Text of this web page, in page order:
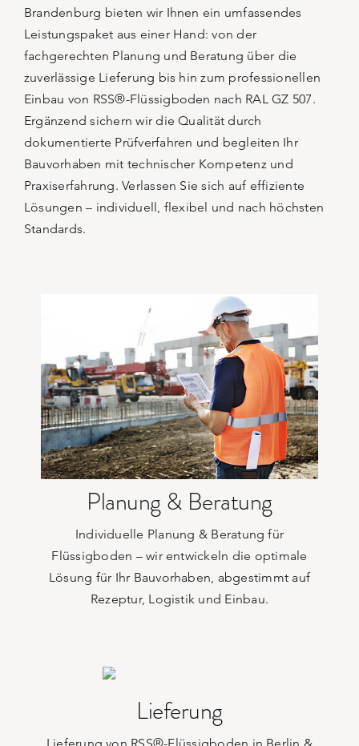
Brandenburg bieten wir Ihnen ein umfassendes
Leistungspaket aus einer Hand: von der
fachgerechten Planung und Beratung über die
zuverlässige Lieferung bis hin zum professionellen
Einbau von RSS®-Flüssigboden nach RAL GZ 507.
Ergänzend sichern wir die Qualität durch
dokumentierte Prüfverfahren und begleiten Ihr
Bauvorhaben mit technischer Kompetenz und
Praxiserfahrung. Verlassen Sie sich auf effiziente
Lösungen – individuell, flexibel und nach höchsten
Standards.
Planung & Beratung
Individuelle Planung & Beratung für
Flüssigboden – wir entwickeln die optimale
Lösung für Ihr Bauvorhaben, abgestimmt auf
Rezeptur, Logistik und Einbau.
Planung & Beratung
Unsere qualifizierten Mitarbeiter stehen Ihnen
beratend zur Seite und entwickeln gemeinsam
mit Ihnen die passende Lösung für die
Anforderungen Ihrer Baustelle. Dabei Stimmen
wir die Flüssigboden-Rezeptur, das Logistik-
Konzept und Einbautechnik ideal aufeinander
ab. So helfen wir Ihnen die Bauzeit zu
verkürzen und Kosten zu sparen.
Lieferung
Herausforderung gewachsen. Soll es etwas
mehr sein? Dann kommt unsere RSS®-